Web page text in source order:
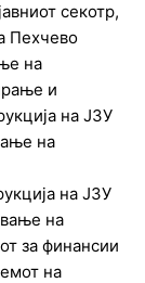
секотр,
Пехчево
на
и
на ЈЗУ
на
на ЈЗУ
на
за финансии
на